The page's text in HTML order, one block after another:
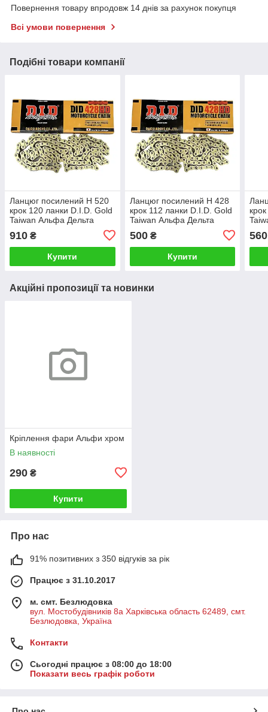
Повернення товару впродовж 14 днів за рахунок покупця
Всі умови повернення
Подібні товари компанії
Ланцюг посилений Н 520
крок 120 ланки D.I.D. Gold
Taiwan Альфа Дельта
910 ₴
Купити
Ланцюг посилений Н 428
крок 112 ланки D.I.D. Gold
Taiwan Альфа Дельта
500₴
Купити
560
Акційні пропозиції та новинки
Кріплення фари Альфи хром
В наявності
290 ₴
Купити
Про нас
91% позитивних з 350 відгуків за рік
Працює з 31.10.2017
м. смт. Безлюдовка
вул. Мостобудівників 8а Харківська область 62489, смт.
Безлюдовка, Україна
Контакти
Сьогодні працює з 08:00 до 18:00
Показати весь графік роботи